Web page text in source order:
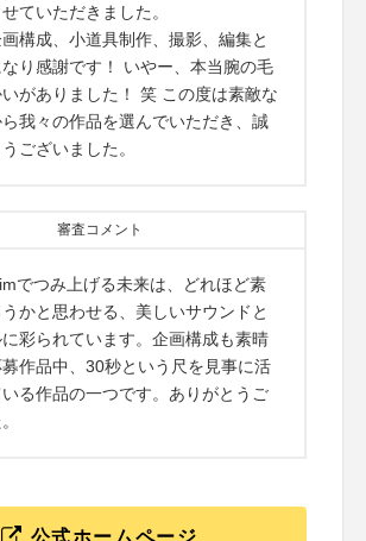
ていただきました。
構成、小道具制作、撮影、編集と
り感謝です！ いやー、本当腕の毛
がありました！ 笑 この度は素敵な
我々の作品を選んでいただき、誠
ございました。
審査コメント
でつみ上げる未来は、どれほど素
かと思わせる、美しいサウンドと
彩られています。企画構成も素晴
作品中、30秒という尺を見事に活
る作品の一つです。ありがとうご
公式ホームページ